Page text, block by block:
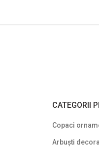
CATEGORII
Copaci
Arbuști